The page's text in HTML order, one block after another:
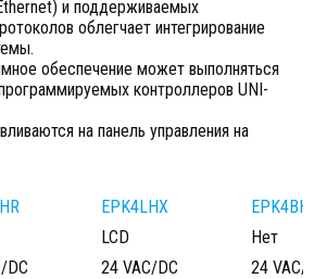
и поддерживаемых
облегчает интегрирование
обеспечение может выполняться
контроллеров UNI-
на панель управления на
EPK4LHX
LCD
Нет
DC 24 VAC/DC 24 VAC/